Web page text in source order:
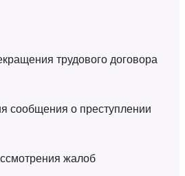
трудового договора
сообщения о преступлении
жалоб